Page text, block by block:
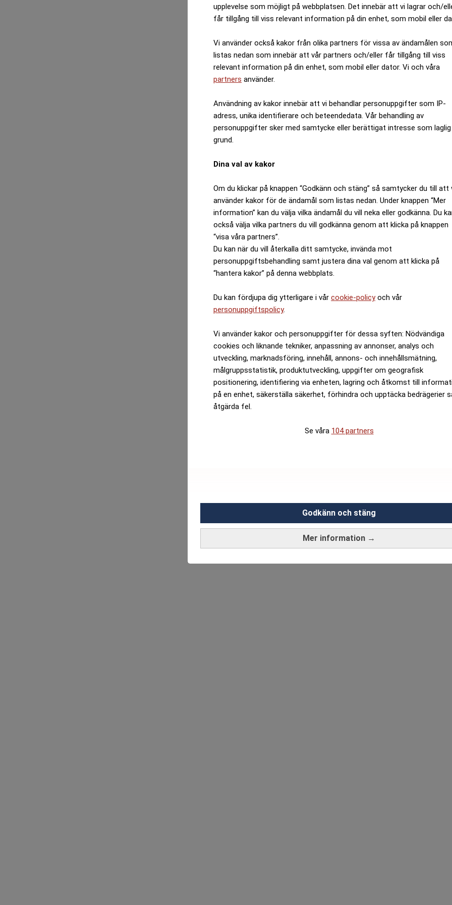
upplevelse som möjligt på webbplatsen. Det innebär att vi lagrar och/
får tillgång till viss relevant information på din enhet, som mobil eller
Vi använder också kakor från olika partners för vissa av ändamålen
listas nedan som innebär att vår partners och/eller får tillgång till viss
relevant information på din enhet, som mobil eller dator. Vi och våra
partners använder.
Användning av kakor innebär att vi behandlar personuppgifter som IP-
adress, unika identifierare och beteendedata. Vår behandling av
personuppgifter sker med samtycke eller berättigat intresse som laglig
grund.
Dina val av kakor
Om du klickar på knappen “Godkänn och stäng” så samtycker du till att
använder kakor för de ändamål som listas nedan. Under knappen “Mer
information” kan du välja vilka ändamål du vill neka eller godkänna. Du
också välja vilka partners du vill godkänna genom att klicka på knappen
“visa våra partners”.
Du kan när du vill återkalla ditt samtycke, invända mot
personuppgiftsbehandling samt justera dina val genom att klicka på
“hantera kakor” på denna webbplats.
Du kan fördjupa dig ytterligare i vår cookie-policyoch vår
personuppgiftspolicy.
Vi använder kakor och personuppgifter för dessa syften: Nödvändiga
cookies och liknande tekniker, anpassning av annonser, analys och
utveckling, marknadsföring, innehåll, annons- och innehållsmätning,
målgruppsstatistik, produktutveckling, uppgifter om geografisk
positionering, identifiering via enheten, lagring och åtkomst till
på en enhet, säkerställa säkerhet, förhindra och upptäcka bedrägerier
åtgärda fel.
Se våra 104 partners
Mer information →
Godkänn och stäng